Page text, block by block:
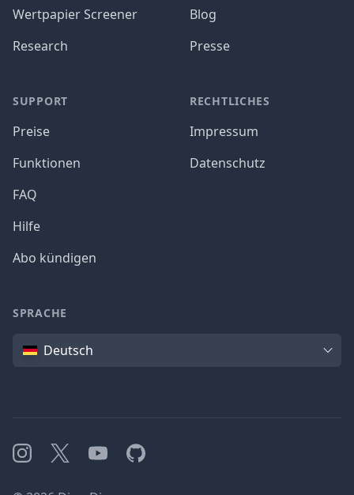
Wertpapier Screener
Research
SUPPORT
Preise
Funktionen
FAQ
Hilfe
Abo kündigen
Blog
Presse
RECHTLICHES
Impressum
Datenschutz
SPRACHE
SpracheDeutsch
Instagram
X YouTubeGitHub